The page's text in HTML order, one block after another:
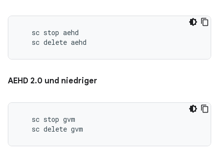
   sc stop aehd
AEHD 2.0 und niedriger
   sc stop gvm